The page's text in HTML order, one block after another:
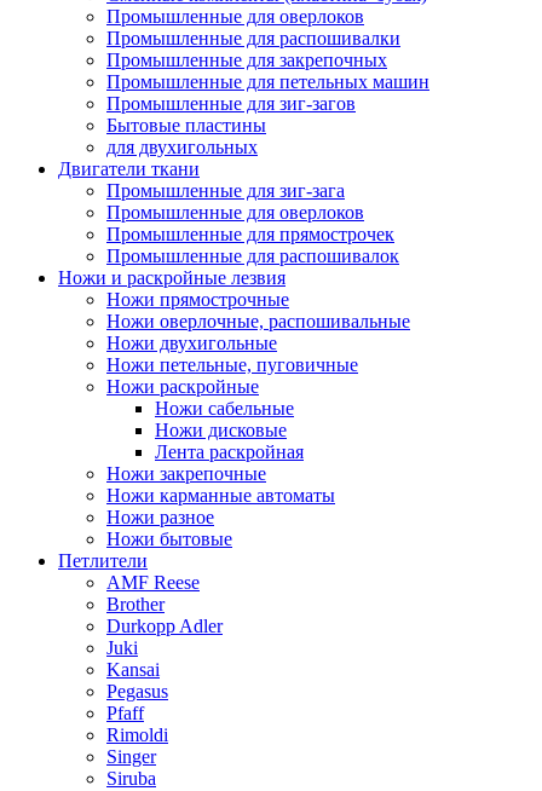
Промышленные для оверлоков
Промышленные для распошивалки
Промышленные для закрепочных
Промышленные для петельных машин
Промышленные для зиг-загов
Бытовые пластины
для двухигольных
Двигатели ткани
Промышленные для зиг-зага
Промышленные для оверлоков
Промышленные для прямострочек
Промышленные для распошивалок
Ножи и раскройные лезвия
Ножи прямострочные
Ножи оверлочные, распошивальные
Ножи двухигольные
Ножи петельные, пуговичные
Ножи раскройные
Ножи сабельные
Ножи дисковые
Лента раскройная
Ножи закрепочные
Ножи карманные автоматы
Ножи разное
Ножи бытовые
Петлители
AMF Reese
Brother
Durkopp Adler
Juki
Kansai
Pegasus
Pfaff
Rimoldi
Singer
Siruba